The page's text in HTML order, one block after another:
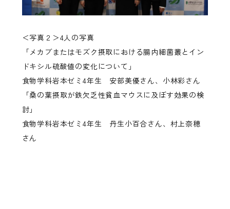
＜写真２＞4人の写真
「メカブまたはモズク摂取における腸内細菌叢とイン
ドキシル硫酸値の変化について」
食物学科岩本ゼミ4年生 安部美優さん、小林彩さん
「桑の葉摂取が鉄欠乏性貧血マウスに及ぼす効果の検
討」
食物学科岩本ゼミ4年生 丹生小百合さん、村上奈穂
さん